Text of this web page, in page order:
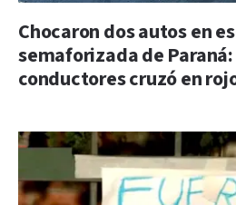
Chocaron dos autos en
semaforizada de
conductores cruzó en